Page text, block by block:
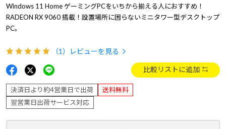
Windows 11 Home ゲーミングPCをいちから揃える人におすすめ！
RADEON RX 9060 搭載！設置場所に困らないミニタワー型デスクトップ
PC。
（1） レビューを見る
比較リストに追加
決済日より約4営業日で出荷
送料無料
翌営業日出荷サービス対応